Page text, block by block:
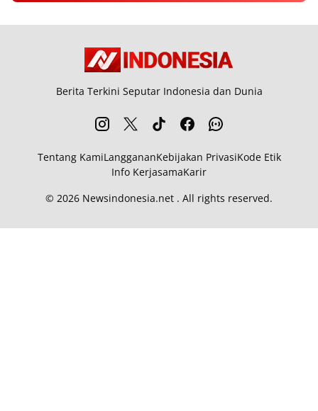
Berita Terkini Seputar Indonesia dan Dunia
Tentang KamiLanggananKebijakan PrivasiKode Etik
Info KerjasamaKarir
© 2026 Newsindonesia.net . All rights reserved.